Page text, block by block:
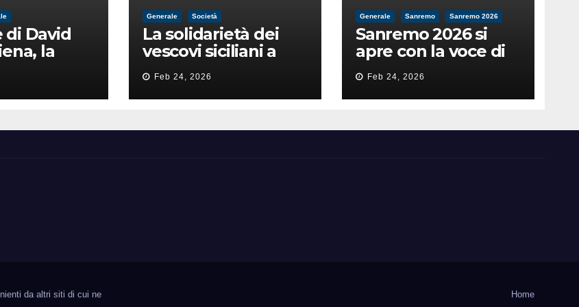
di David
la
la
Generale Società
La solidarietà dei
vescovi siciliani a
Lorefice: «Ha difeso
il valore e la dignità
dell’umanità»
Feb 24, 2026
Generale Sanremo Sanremo 2026
Sanremo 2026 si
apre con la voce di
Pippo Baudo
Feb 24, 2026
da altri siti di cui ne Home